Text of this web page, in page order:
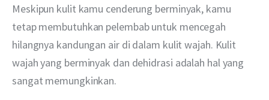
Meskipun kulit kamu cenderung berminyak, kamu
tetap membutuhkan pelembab untuk mencegah
hilangnya kandungan air di dalam kulit wajah. Kulit
wajah yang berminyak dan dehidrasi adalah hal yang
sangat memungkinkan.